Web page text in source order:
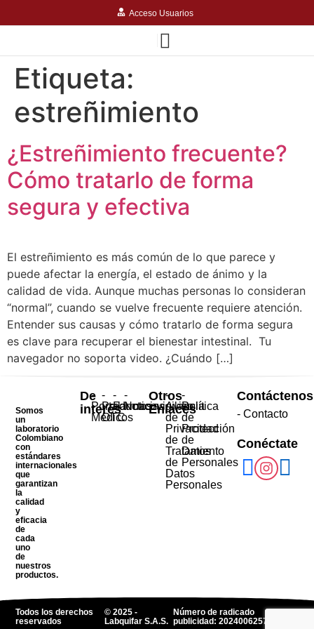
Acceso Usuarios
Etiqueta:
estreñimiento
¿Estreñimiento frecuente?
Cómo tratarlo de forma
segura y efectiva
El estreñimiento es más común de lo que parece y
puede afectar la energía, el estado de ánimo y la
calidad de vida. Aunque muchas personas lo consideran
“normal”, cuando se vuelve frecuente requiere atención.
Entender sus causas y cómo tratarlo de forma segura
es clave para recuperar el bienestar intestinal. Tu
navegador no soporta video. ¿Cuándo […]
Somos
un
laboratorio
Colombiano
con
estándares
internacionales
que
garantizan
la
calidad
y
eficacia
de
cada
uno
de
nuestros
productos.
De
interés
-
Portal
Médicos
-
Productos
OTC
-
Farmacovigilancia
-
Noticias
Otros
Enlaces
-
Aviso
de
Privacidad
de
Tratamiento
de
Datos
Personales
-
Política
de
Protección
de
Datos
Personales
Contáctenos
- Contacto
Conéctate
Todos los derechos
reservados
© 2025 -
Labquifar S.A.S.
Número de radicado
publicidad: 2024006257